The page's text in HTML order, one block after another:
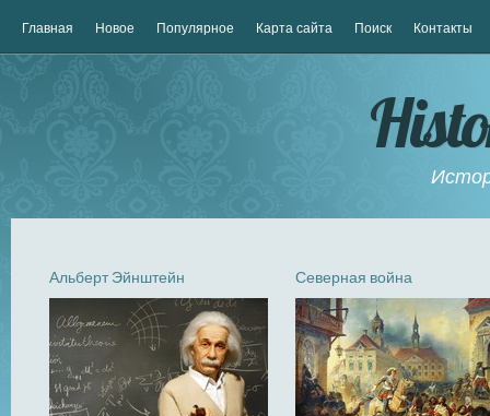
Главная Новое Популярное Карта сайта Поиск Контакты
Альберт Эйнштейн Северная война